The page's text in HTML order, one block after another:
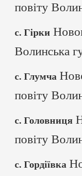
повіту
с. Гірки
Волинська
с. Глумча
повіту
с. Головниця
повіту
с. Гордіївка